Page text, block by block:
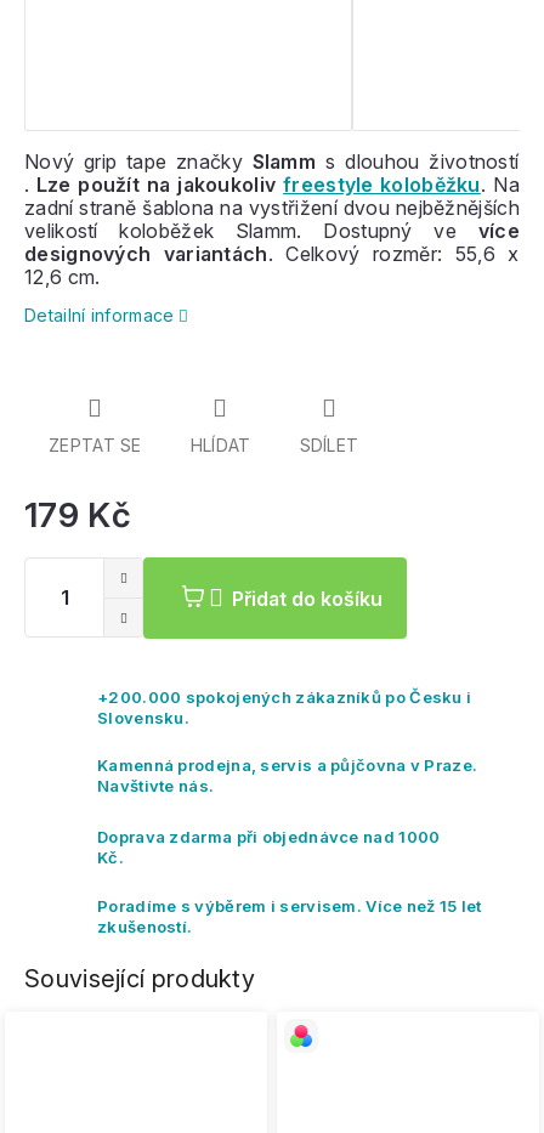
179 Kč
Přidat do košíku
Nový grip tape značky Slamm s dlouhou životností
. Lze použít na jakoukolivfreestyle koloběžku. Na
zadní straně šablona na vystřižení dvou nejběžnějších
velikostí koloběžek Slamm. Dostupný ve více
designových variantách. Celkový rozměr: 55,6 x
12,6 cm.
Detailní informace
ZEPTAT SE HLÍDAT SDÍLET
+200.000 spokojených zákazníků po Česku i
Slovensku.
Kamenná prodejna, servis a půjčovna v Praze.
Navštivte nás.
Doprava zdarma při objednávce nad 1000
Kč.
Poradíme s výběrem i servisem. Více než 15 let
zkušeností.
Související produkty